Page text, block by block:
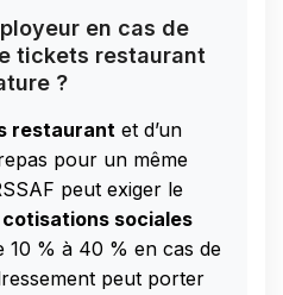
en cas de
tickets restaurant
?
restaurant et d’un
pour un même
peut exiger le
cotisations sociales
10 % à 40 % en cas de
peut porter